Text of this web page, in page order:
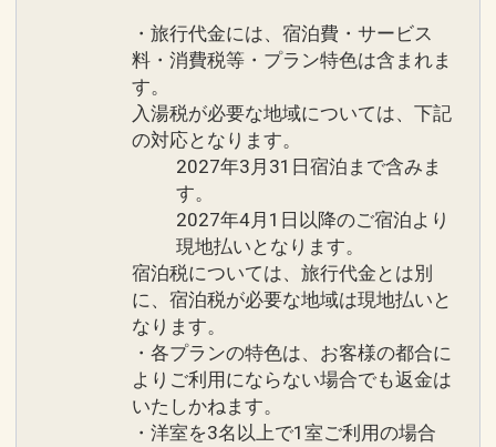
・旅行代金には、宿泊費・サービス
料・消費税等・プラン特色は含まれま
す。
入湯税が必要な地域については、下記
の対応となります。
2027年3月31日宿泊まで含みま
す。
2027年4月1日以降のご宿泊より
現地払いとなります。
宿泊税については、旅行代金とは別
に、宿泊税が必要な地域は現地払いと
なります。
・各プランの特色は、お客様の都合に
よりご利用にならない場合でも返金は
いたしかねます。
・洋室を3名以上で1室ご利用の場合